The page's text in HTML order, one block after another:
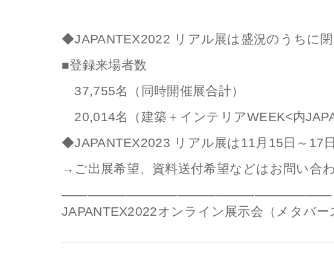
◆JAPANTEX2022 リアル展は盛況のうちに
■登録来場者数
37,755名（同時開催展合計）
20,014名（建築＋インテリアWEEK<内
◆JAPANTEX2023 リアル展は11月15日～17
→ご出展希望、資料送付希望などはお問い合
—————————————————————
JAPANTEX2022オンライン展示会（メタバ